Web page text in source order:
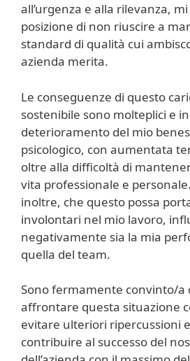
all’urgenza e alla rilevanza,
posizione di non riuscire a
standard di qualità cui
azienda merita.
Le conseguenze di questo
sostenibile sono molteplici e
deterioramento del mio
psicologico, con aumentata
oltre alla difficoltà di
vita professionale e
inoltre, che questo possa
involontari nel mio lavoro,
negativamente sia la mia
quella del team.
Sono fermamente convinto/a
affrontare questa situazione
evitare ulteriori ripercussioni
contribuire al successo del